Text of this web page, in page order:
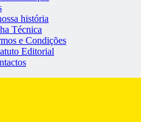
história
Técnica
e Condições
Editorial